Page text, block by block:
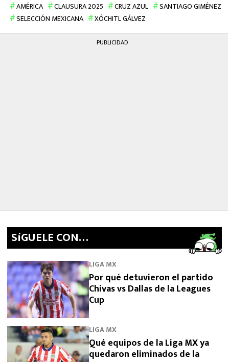
AMÉRICA CLAUSURA 2025 CRUZ AZUL
SANTIAGO GIMÉNEZ
SELECCIÓN MEXICANA
XÓCHITL GÁLVEZ
PUBLICIDAD
SíGUELE CON…
LIGA MX
Por qué detuvieron el partido
Chivas vs Dallas de la Leagues
Cup
LIGA MX
Qué equipos de la Liga MX ya
quedaron eliminados de la